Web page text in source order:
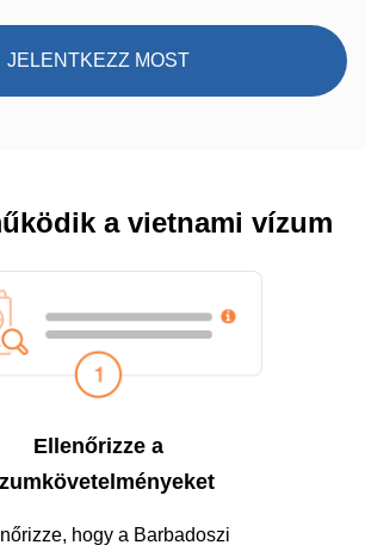
JELENTKEZZ MOST
a vietnami vízum
Ellenőrizze a
hogy a Barbadoszi